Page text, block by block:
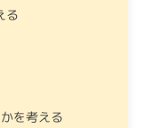
る
を考える